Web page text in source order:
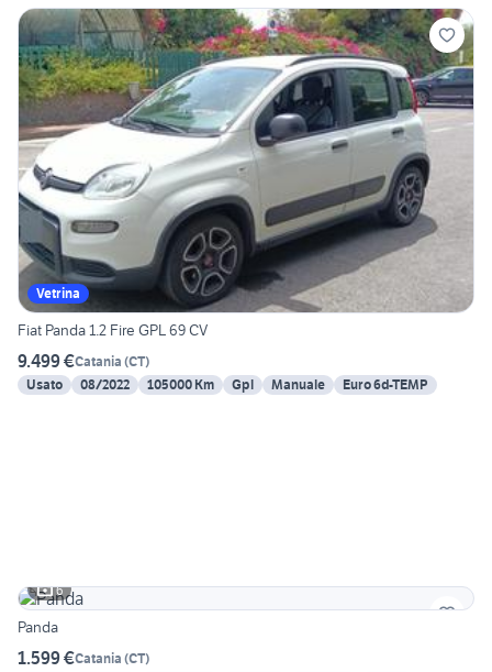
Vetrina
Fiat Panda 1.2 Fire GPL 69 CV
9.499 €Catania (CT)
Usato
08/2022 105000 Km Gpl Manuale Euro 6d-TEMP
6
Panda
1.599 €Catania (CT)